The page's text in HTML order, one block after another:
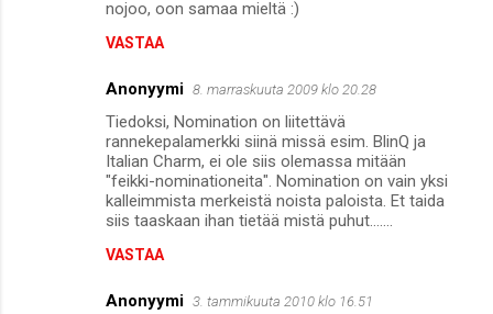
nojoo, oon samaa mieltä :)
VASTAA
Anonyymi 8. marraskuuta 2009 klo 20.28
Tiedoksi, Nomination on liitettävä
rannekepalamerkki siinä missä esim. BlinQ ja
Italian Charm, ei ole siis olemassa mitään
"feikki-nominationeita". Nomination on vain yksi
kalleimmista merkeistä noista paloista. Et taida
siis taaskaan ihan tietää mistä puhut.......
VASTAA
Anonyymi 3. tammikuuta 2010 klo 16.51